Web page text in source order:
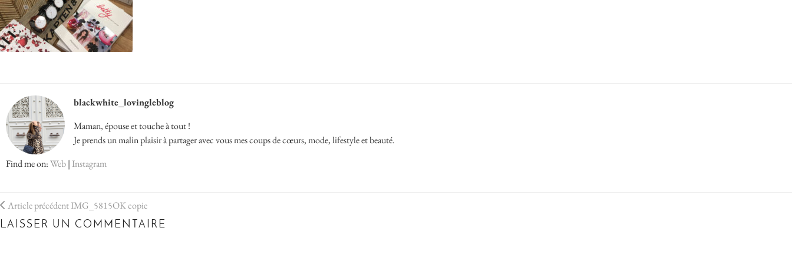
blackwhite_lovingleblog
Maman, épouse et touche à tout !
Je prends un malin plaisir à partager avec vous mes coups de cœurs, mode, lifestyle et beauté.
Find me on:Web| Instagram
Article précédentIMG_5815OK copie
LAISSER UN COMMENTAIRE